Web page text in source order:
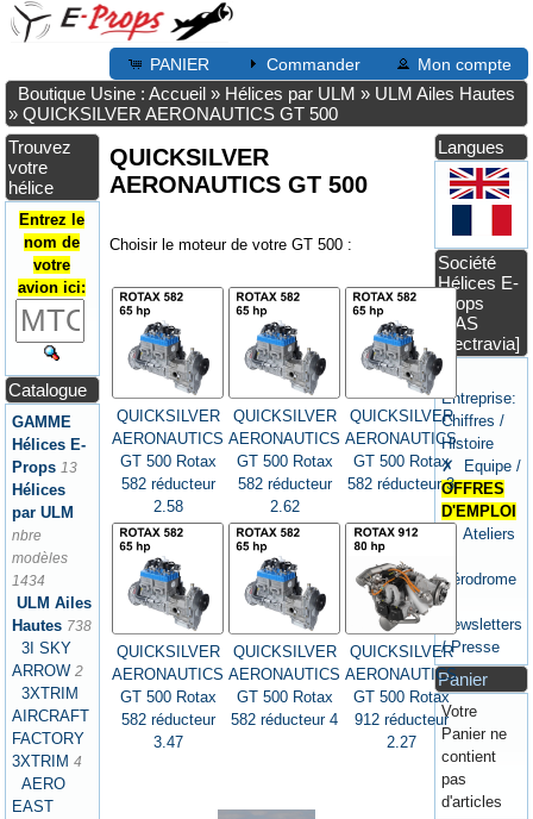
PANIER Commander Mon compte
Boutique Usine : Accueil » Hélices par ULM » ULM Ailes Hautes
»QUICKSILVER AERONAUTICS GT 500
Trouvez
votre
hélice
Entrez le
nom de
votre
avion ici:
Catalogue
GAMME
Hélices E-
Props 13
Hélices
par ULM
nbre
modèles
1434
ULM Ailes
Hautes 738
3I SKY
ARROW 2
3XTRIM
AIRCRAFT
FACTORY
3XTRIM 4
AERO
EAST
QUICKSILVER
AERONAUTICS GT 500
Choisir le moteur de votre GT 500 :
QUICKSILVER
AERONAUTICS
GT 500 Rotax
582 réducteur
2.58
QUICKSILVER
AERONAUTICS
GT 500 Rotax
582 réducteur
2.62
QUICKSILVER
AERONAUTICS
GT 500 Rotax
582 réducteur 3
QUICKSILVER
AERONAUTICS
GT 500 Rotax
582 réducteur
3.47
QUICKSILVER
AERONAUTICS
GT 500 Rotax
582 réducteur 4
QUICKSILVER
AERONAUTICS
GT 500 Rotax
912 réducteur
2.27
Langues
Société
Hélices E-
Props
[SAS
Electravia]
✗
Entreprise:
Chiffres /
Histoire
✗ Equipe /
OFFRES
D'EMPLOI
✗ Ateliers
Aérodrome
✗
Newsletters
/ Presse
Panier
Votre
Panier ne
contient
pas
d'articles